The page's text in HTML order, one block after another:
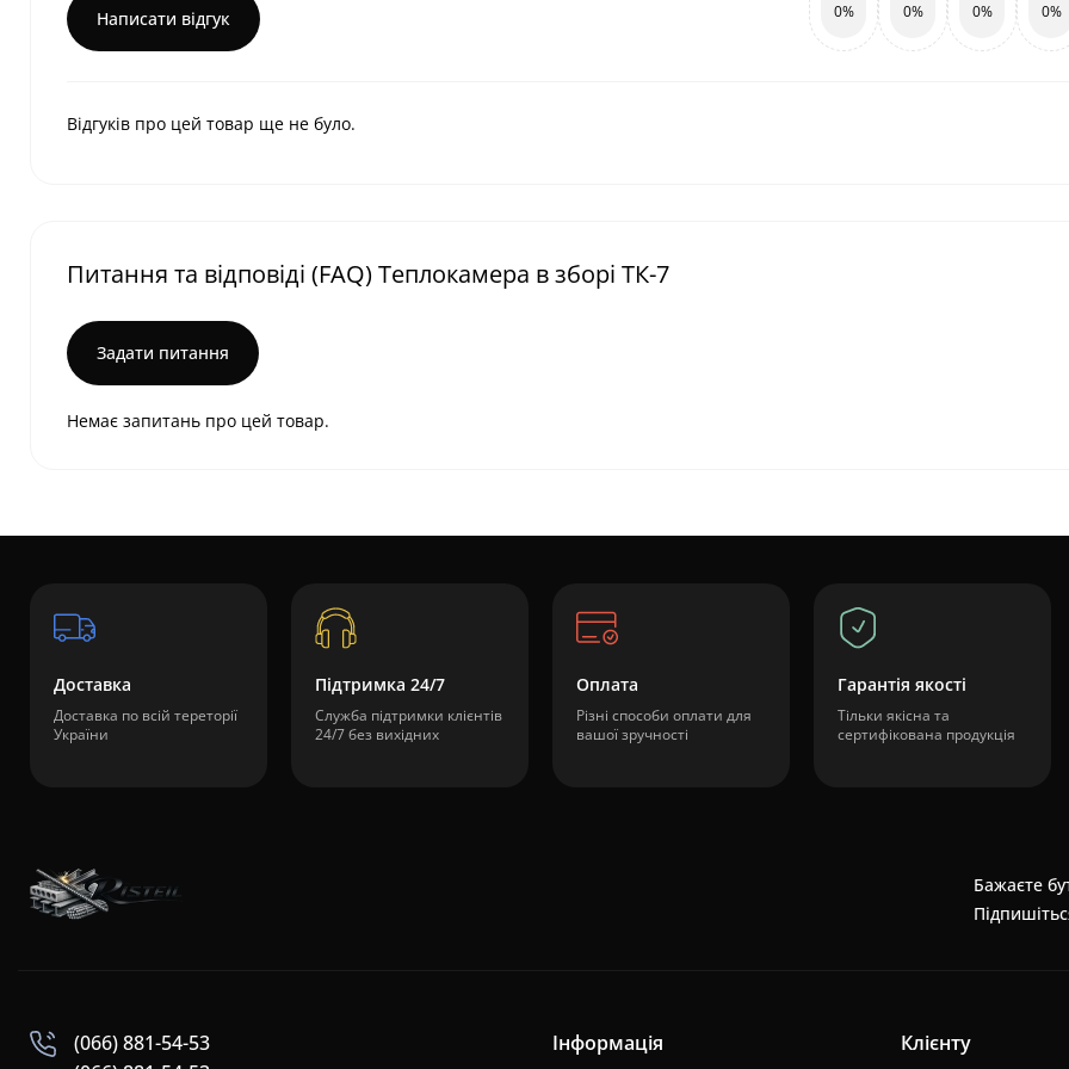
Написати відгук 0% 0% 0% 0%
Відгуків про цей товар ще не було.
Питання та відповіді (FAQ) Теплокамера в зборі ТК-7
Задати питання
Немає запитань про цей товар.
Доставка
Доставка по всій тереторії
України
Підтримка 24/7
Служба підтримки клієнтів
24/7 без вихідних
Оплата
Різні способи оплати для
вашої зручності
Гарантія якості
Тільки якісна та
сертифікована продукція
Бажаєте
(066) 881-54-53
Інформація Клієнту